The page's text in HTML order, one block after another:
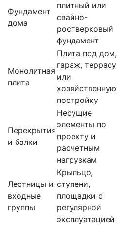
Фундамент
дома
плитный или
свайно-
ростверковый
фундамент
Монолитная
плита
Плита под дом,
гараж, террасу
или
хозяйственную
постройку
Перекрытия
и балки
Несущие
элементы по
проекту и
расчетным
нагрузкам
Лестницы и
входные
группы
Крыльцо,
ступени,
площадки с
регулярной
эксплуатацией